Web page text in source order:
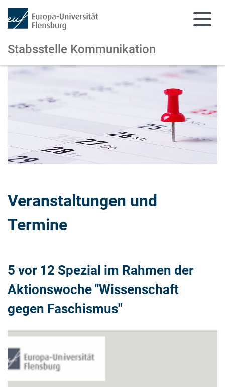
Zum Hauptinhalt springen
Zur Navigation springen
Stabsstelle Kommunikation
Veranstaltungen und
Termine
5 vor 12 Spezial im Rahmen der
Aktionswoche "Wissenschaft
gegen Faschismus"